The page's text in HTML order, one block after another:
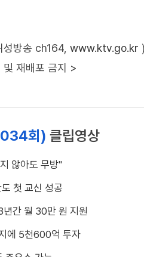
방송 ch164, www.ktv.go.kr )
재배포 금지 >
회) 클립영상
않아도 무방"
도 첫 교신 성공
년간 월 30만 원 지원
에 5천600억 투자